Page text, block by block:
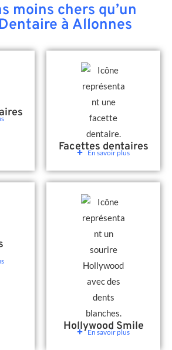
moins chers qu’un
à Allonnes
Facettes dentaires
En savoir plus
Hollywood Smile
En savoir plus